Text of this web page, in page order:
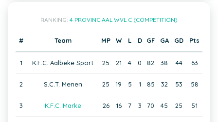
RANKING: 4 PROVINCIAAL WVL C (COMPETITION)
# Team MP W L D GF GA GD Pts
1 K.F.C. Aalbeke Sport 25 21 4 0 82 38 44 63
2 S.C.T. Menen 25 19 5 1 85 32 53 58
3 K.F.C. Marke 26 16 7 3 70 45 25 51